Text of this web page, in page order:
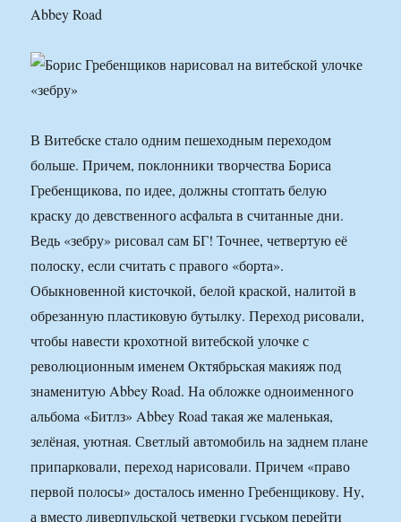
Abbey Road
В Витебске стало одним пешеходным переходом
больше. Причем, поклонники творчества Бориса
Гребенщикова, по идее, должны стоптать белую
краску до девственного асфальта в считанные дни.
Ведь «зебру» рисовал сам БГ! Точнее, четвертую её
полоску, если считать с правого «борта».
Обыкновенной кисточкой, белой краской, налитой в
обрезанную пластиковую бутылку. Переход рисовали,
чтобы навести крохотной витебской улочке с
революционным именем Октябрьская макияж под
знаменитую Abbey Road. На обложке одноименного
альбома «Битлз» Abbey Road такая же маленькая,
зелёная, уютная. Светлый автомобиль на заднем плане
припарковали, переход нарисовали. Причем «право
первой полосы» досталось именно Гребенщикову. Ну,
а вместо ливерпульской четверки гуськом перейти